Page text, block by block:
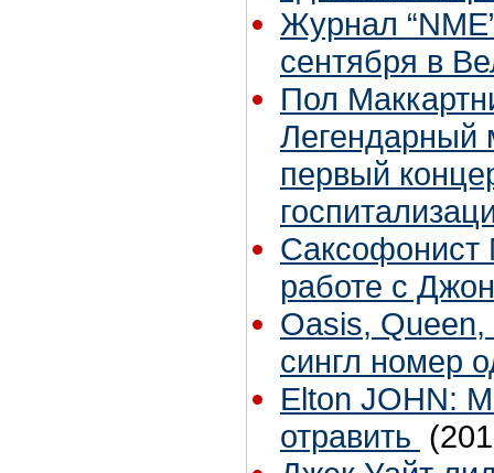
Журнал
сентября в
Пол
Легендарный
первый
Саксофонист
работе с
Oasis,
сингл номер
Elton JOHN:
отравить